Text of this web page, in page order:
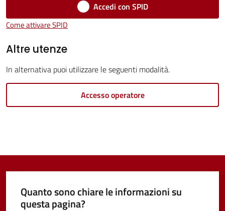
Vivere
Castel
Guelfo
Servizi
Accedi con SPID
Come attivare SPID
Altre utenze
In alternativa puoi utilizzare le seguenti modalità.
Accesso operatore
Quanto sono chiare le informazioni su
questa pagina?